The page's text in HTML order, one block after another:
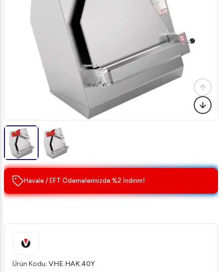
Havale / EFT Ödemelerinizde %2 İndirim!
Ürün Kodu: VHE.HAK.40Y